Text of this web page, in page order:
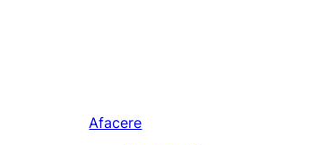
Afacere